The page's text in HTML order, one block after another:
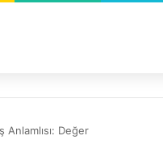
Anlamlısı: Değer